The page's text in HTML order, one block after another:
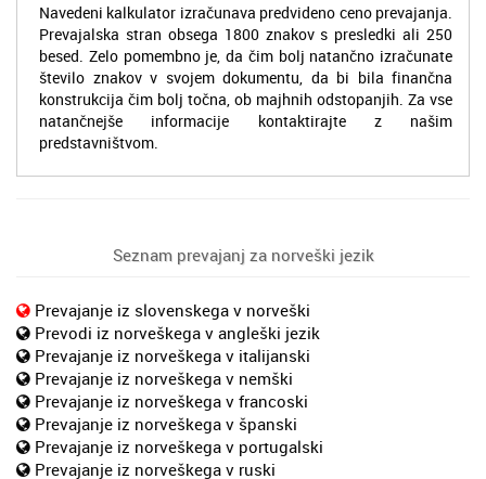
Navedeni kalkulator izračunava predvideno ceno prevajanja.
Prevajalska stran obsega 1800 znakov s presledki ali 250
besed. Zelo pomembno je, da čim bolj natančno izračunate
število znakov v svojem dokumentu, da bi bila finančna
konstrukcija čim bolj točna, ob majhnih odstopanjih. Za vse
natančnejše informacije kontaktirajte z našim
predstavništvom.
Seznam prevajanj za norveški jezik
Prevajanje iz slovenskega v norveški
Prevodi iz norveškega v angleški jezik
Prevajanje iz norveškega v italijanski
Prevajanje iz norveškega v nemški
Prevajanje iz norveškega v francoski
Prevajanje iz norveškega v španski
Prevajanje iz norveškega v portugalski
Prevajanje iz norveškega v ruski